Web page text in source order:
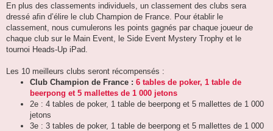
En plus des classements individuels, un classement des clubs sera
dressé afin d’élire le club Champion de France. Pour établir le
classement, nous cumulerons les points gagnés par chaque joueur de
chaque club sur le Main Event, le Side Event Mystery Trophy et le
tournoi Heads-Up iPad.
Les 10 meilleurs clubs seront récompensés :
Club Champion de France : 6 tables de poker, 1 table de
beerpong et 5 mallettes de 1 000 jetons
2e : 4 tables de poker, 1 table de beerpong et 5 mallettes de 1 000
jetons
3e : 3 tables de poker, 1 table de beerpong et 5 mallettes de 1 000